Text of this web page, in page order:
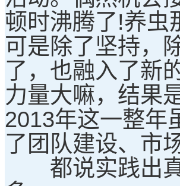
顿时沸腾了!养虫
可是除了坚持，
了，也融入了新
力量大嘛，结果
2013年这一整年
了团队建设、市
都说实践出真